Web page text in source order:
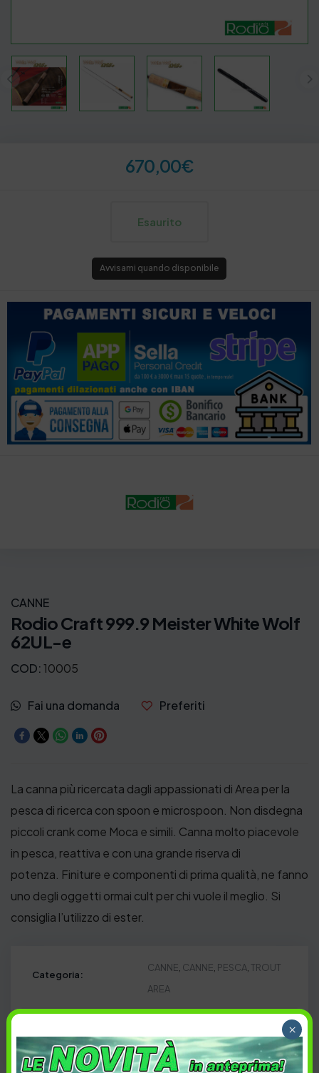
670,00€
Esaurito
Avvisami quando disponibile
CANNE
Rodio Craft 999.9 Meister White Wolf
62UL-e
COD:10005
Fai una domanda Preferiti
La canna più ricercata dagli appassionati di Area per la
pesca di ricerca con spoon e microspoon. Non disdegna
piccoli crank come Moca e simili. Canna molto piacevole
in pesca, reattiva e con una grande riserva di
potenza. Finiture e componenti di prima qualità, ne fanno
uno degli oggetti ormai cult per chi vuole il meglio. Si
consiglia l’utilizzo di ester.
Categoria:
CANNE, CANNE, PESCA,TROUT
AREA
AREA,Micro spoon,Rodio Craft,
SPOON,TROUT,Trout Area
×